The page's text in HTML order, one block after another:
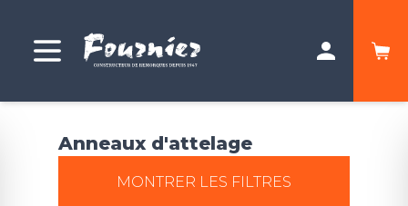
Anneaux d'attelage
MONTRER LES FILTRES